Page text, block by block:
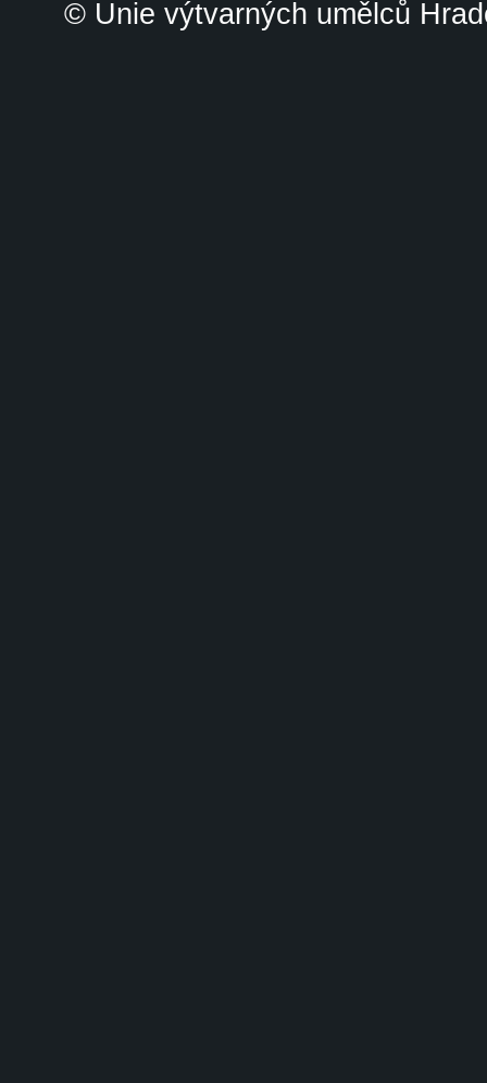
© Unie výtvarných umělců